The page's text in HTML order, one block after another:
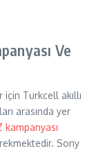
Ve
için Turkcell akıllı
arasında yer
kampanyası
Sony